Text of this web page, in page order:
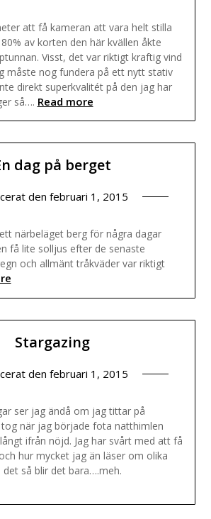
att få kameran att vara helt stilla
av korten den här kvällen åkte
Visst, det var riktigt kraftig vind
måste nog fundera på ett nytt stativ
direkt superkvalitét på den jag har
så…. Read more
dag på berget
den februari 1, 2015
närbeläget berg för några dagar
få lite solljus efter de senaste
och allmänt tråkväder var riktigt
Stargazing
den februari 1, 2015
ser jag ändå om jag tittar på
när jag började fota natthimlen
ifrån nöjd. Jag har svårt med att få
hur mycket jag än läser om olika
så blir det bara….meh.